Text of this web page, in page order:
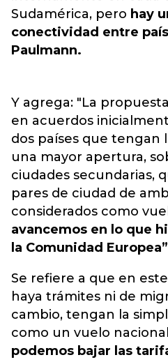
Sudamérica, pero hay
conectividad entre
Paulmann.
Y agrega: "La
en acuerdos
dos países que tengan
una mayor apertura,
ciudades secundarias,
pares de ciudad de
considerados como
avancemos en lo que
la Comunidad
Se refiere a que en
haya trámites ni de
cambio, tengan la
como un vuelo
podemos bajar las